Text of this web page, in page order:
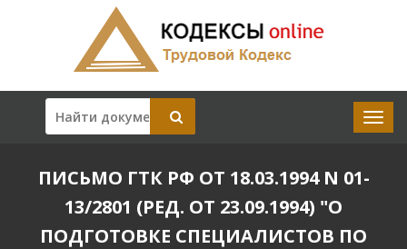
ПИСЬМО ГТК РФ ОТ 18.03.1994 N 01-
13/2801 (РЕД. ОТ 23.09.1994) "О
ПОДГОТОВКЕ СПЕЦИАЛИСТОВ ПО